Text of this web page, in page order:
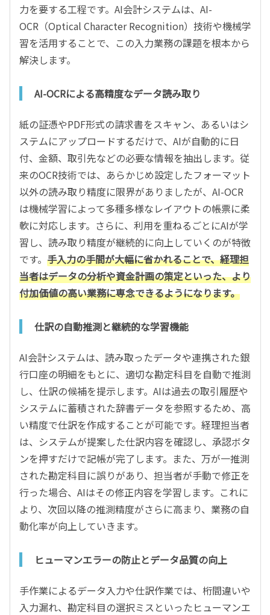
力を要する工程です。AI会計システムは、AI-
OCR（Optical Character Recognition）技術や機械学
習を活用することで、この入力業務の課題を根本から
解決します。
AI-OCRによる高精度なデータ読み取り
紙の証憑やPDF形式の請求書をスキャン、あるいはシ
ステムにアップロードするだけで、AIが自動的に日
付、金額、取引先などの必要な情報を抽出します。従
来のOCR技術では、あらかじめ設定したフォーマット
以外の読み取り精度に限界がありましたが、AI-OCR
は機械学習によって多種多様なレイアウトの帳票に柔
軟に対応します。さらに、利用を重ねるごとにAIが学
習し、読み取り精度が継続的に向上していくのが特徴
です。 手入力の手間が大幅に省かれることで、経理担
当者はデータの分析や資金計画の策定といった、より
付加価値の高い業務に専念できるようになります。
仕訳の自動推測と継続的な学習機能
AI会計システムは、読み取ったデータや連携された銀
行口座の明細をもとに、適切な勘定科目を自動で推測
し、仕訳の候補を提示します。AIは過去の取引履歴や
システムに蓄積された辞書データを参照するため、高
い精度で仕訳を作成することが可能です。経理担当者
は、システムが提案した仕訳内容を確認し、承認ボタ
ンを押すだけで記帳が完了します。また、万が一推測
された勘定科目に誤りがあり、担当者が手動で修正を
行った場合、AIはその修正内容を学習します。これに
より、次回以降の推測精度がさらに高まり、業務の自
動化率が向上していきます。
ヒューマンエラーの防止とデータ品質の向上
手作業によるデータ入力や仕訳作業では、桁間違いや
入力漏れ、勘定科目の選択ミスといったヒューマンエ